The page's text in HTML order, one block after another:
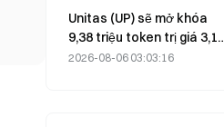
Unitas (UP) sẽ mở khóa
9,38 triệu token trị giá 3,18
triệu USD vào ngày 13
2026-08-06 03:03:16